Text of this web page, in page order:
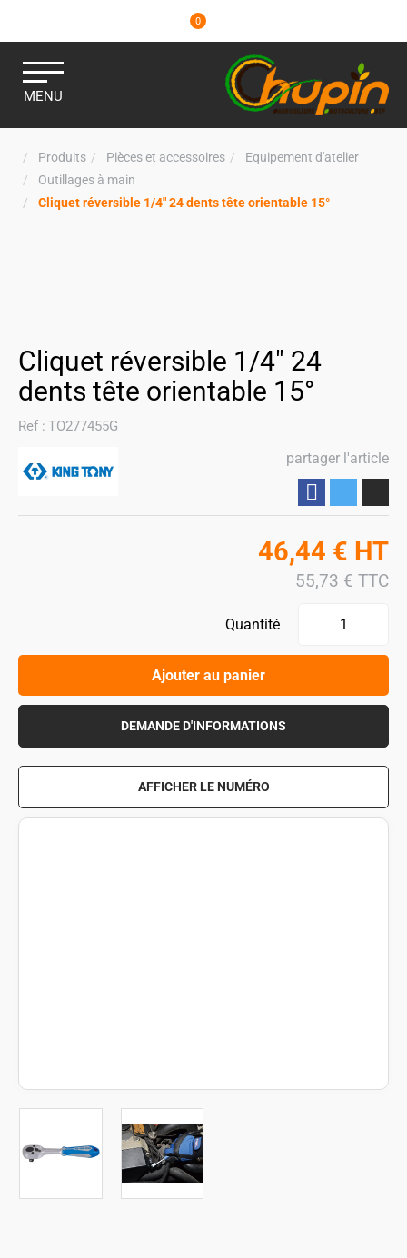
0
MENU
Produits Pièces et accessoires
Equipement d'atelier
Outillages à main
Cliquet réversible 1/4" 24 dents tête orientable 15°
Cliquet réversible 1/4" 24
dents tête orientable 15°
Ref : TO277455G
partager l'article
46,44 € HT
55,73 € TTC
Quantité
Ajouter au panier
DEMANDE D'INFORMATIONS
AFFICHER LE NUMÉRO